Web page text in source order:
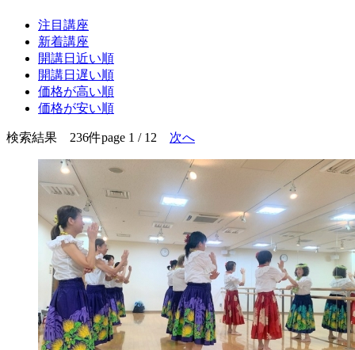
注目講座
新着講座
開講日近い順
開講日遅い順
価格が高い順
価格が安い順
検索結果 236件page 1 / 12 次へ